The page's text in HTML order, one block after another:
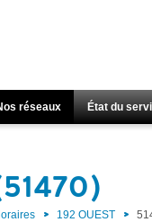
réseaux État du
192 OUEST